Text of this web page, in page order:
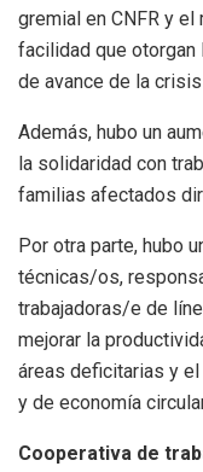
gremial en CNFR y
facilidad que
de avance de la
Además, hubo un
la solidaridad con
familias afectados
Por otra parte, hubo
técnicas/os,
trabajadoras/e de
mejorar la
áreas deficitarias y
y de economía
Cooperativa de